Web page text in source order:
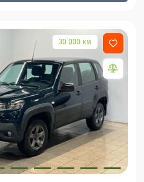
30 000 км